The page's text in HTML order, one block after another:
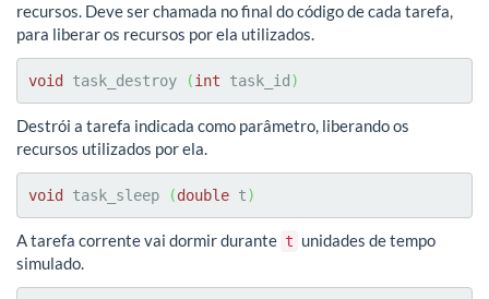
recursos. Deve ser chamada no final do código de cada tarefa,
para liberar os recursos por ela utilizados.
void task_destroy (int task_id )
Destrói a tarefa indicada como parâmetro, liberando os
recursos utilizados por ela.
void task_sleep (double t)
A tarefa corrente vai dormir durante t unidades de tempo
simulado.